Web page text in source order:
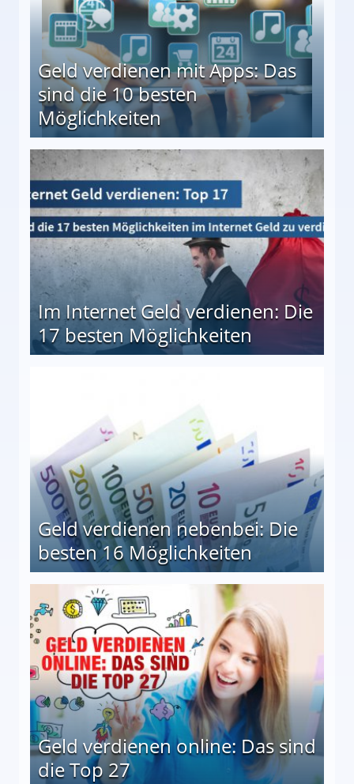
Geld verdienen mit Apps: Das
sind die 10 besten
Möglichkeiten
besten Möglichkeiten
Im Internet Geld verdienen: Die
17 besten Möglichkeiten
Geld verdienen nebenbei: Die
besten 16 Möglichkeiten
Geld verdienen online: Das sind
die Top 27